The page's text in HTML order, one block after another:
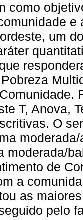
como
um
T, Anova,
O
moderada/
de
a
as
pelo